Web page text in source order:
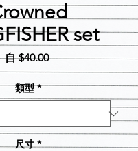
set
自$40.00促
銷
價
格
類型 *
尺寸 *